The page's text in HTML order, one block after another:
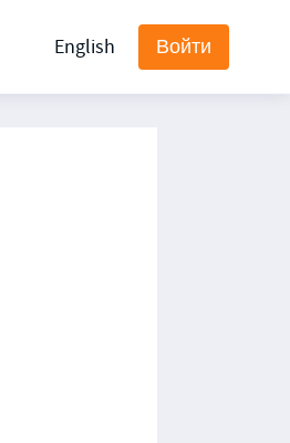
English Войти